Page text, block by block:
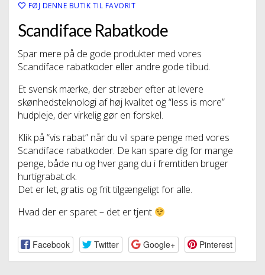
FØJ DENNE BUTIK TIL FAVORIT
Scandiface Rabatkode
Spar mere på de gode produkter med vores
Scandiface rabatkoder eller andre gode tilbud.
Et svensk mærke, der stræber efter at levere
skønhedsteknologi af høj kvalitet og “less is more”
hudpleje, der virkelig gør en forskel.
Klik på “vis rabat” når du vil spare penge med vores
Scandiface rabatkoder. De kan spare dig for mange
penge, både nu og hver gang du i fremtiden bruger
hurtigrabat.dk.
Det er let, gratis og frit tilgængeligt for alle.
Hvad der er sparet – det er tjent
Facebook Twitter Google+ Pinterest